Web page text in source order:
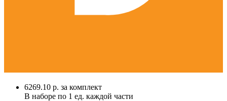
6269.10 р. за комплект
В наборе по 1 ед. каждой части